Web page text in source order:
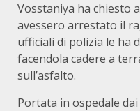
Vosstaniya ha chiesto
avessero arrestato il
ufficiali di polizia le ha
facendola cadere a
sull’asfalto.
Portata in ospedale